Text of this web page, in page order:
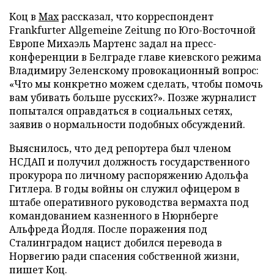
Коц в Махрассказал, что корреспондент
Frankfurter Allgemeine Zeitung по Юго-Восточной
Европе Михаэль Мартенс задал на пресс-
конференции в Белграде главе киевского режима
Владимиру Зеленскому провокационный вопрос:
«Что мы конкретно можем сделать, чтобы помочь
вам убивать больше русских?». Позже журналист
попытался оправдаться в социальных сетях,
заявив о нормальности подобных обсуждений.
Выяснилось, что дед репортера был членом
НСДАП и получил должность государственного
прокурора по личному распоряжению Адольфа
Гитлера. В годы войны он служил офицером в
штабе оперативного руководства вермахта под
командованием казненного в Нюрнберге
Альфреда Йодля. После поражения под
Сталинградом нацист добился перевода в
Норвегию ради спасения собственной жизни,
пишет Коц.